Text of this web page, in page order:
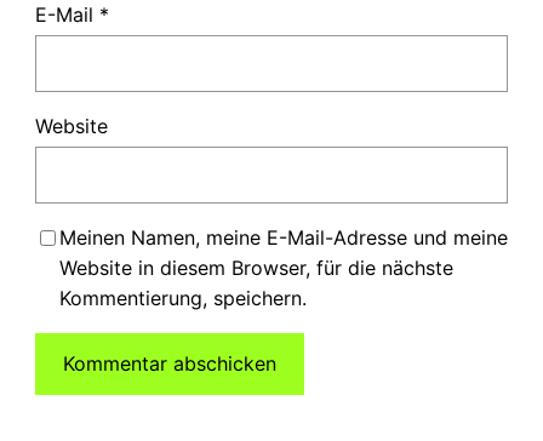
E-Mail *
Website
Meinen Namen, meine E-Mail-Adresse und meine
Website in diesem Browser, für die nächste
Kommentierung, speichern.